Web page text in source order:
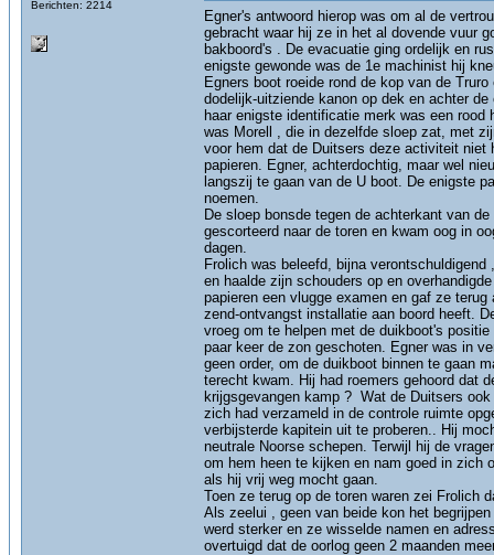
Berichten: 2214
Egner's antwoord hierop was om al de
gebracht waar hij ze in het al dovende vuur
bakboord's . De evacuatie ging ordelijk en
enigste gewonde was de 1e machinist hij
Egners boot roeide rond de kop van de
dodelijk-uitziende kanon op dek en achter
haar enigste identificatie merk was een
was Morell , die in dezelfde sloep zat, met
voor hem dat de Duitsers deze activiteit niet
papieren. Egner, achterdochtig, maar wel
langszij te gaan van de U boot. De enigste
noemen.
De sloep bonsde tegen de achterkant van
gescorteerd naar de toren en kwam oog in
dagen.
Frolich was beleefd, bijna
en haalde zijn schouders op en
papieren een vlugge examen en gaf ze
zend-ontvangst installatie aan boord heeft.
vroeg om te helpen met de duikboot's
paar keer de zon geschoten. Egner was in
geen order, om de duikboot binnen te gaan
terecht kwam. Hij had roemers gehoord dat
krijgsgevangen kamp ? Wat de Duitsers
zich had verzameld in de controle ruimte
verbijsterde kapitein uit te proberen.. Hij
neutrale Noorse schepen. Terwijl hij de
om hem heen te kijken en nam goed in zich
als hij vrij weg mocht gaan.
Toen ze terug op de toren waren zei Frolich
Als zeelui , geen van beide kon het
werd sterker en ze wisselde namen en
overtuigd dat de oorlog geen 2 maanden